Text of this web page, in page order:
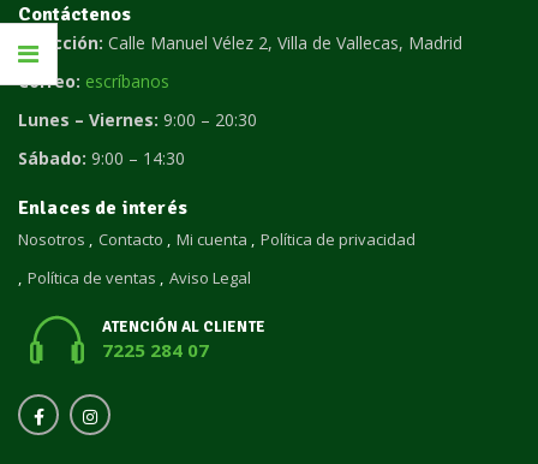
Contáctenos
Dirección: Calle Manuel Vélez 2, Villa de Vallecas, Madrid
Correo: escríbanos
Lunes – Viernes: 9:00 – 20:30
Sábado: 9:00 – 14:30
Enlaces de interés
Nosotros Contacto Mi cuenta
Política de privacidad
Política de ventas
Aviso Legal
ATENCIÓN AL CLIENTE
7225 284 07